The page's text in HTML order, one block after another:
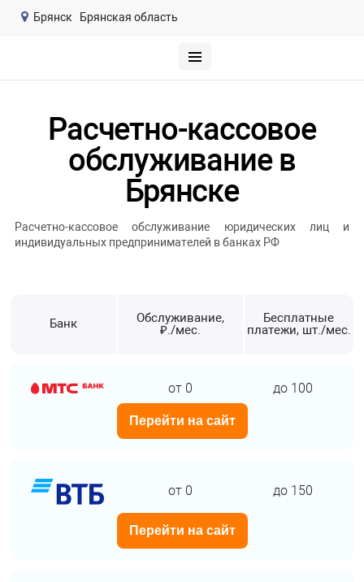
Брянск Брянская область
Расчетно-кассовое
обслуживание в
Брянске
Расчетно-кассовое обслуживание юридических лиц и
индивидуальных предпринимателей в банках РФ
Банк
Обслуживание,
₽./мес.
Бесплатные
платежи, шт./мес.
от 0 до 100
Перейти на сайт
от 0 до 150
Перейти на сайт